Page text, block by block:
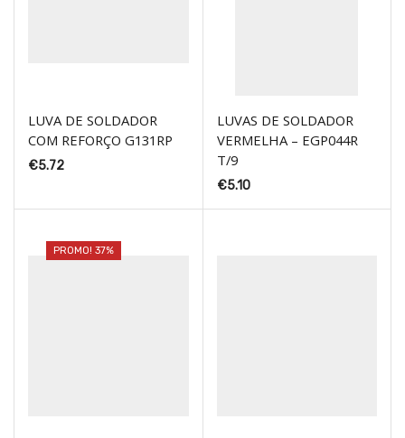
LUVA DE SOLDADOR
COM REFORÇO G131RP
€5.72
LUVAS DE SOLDADOR
VERMELHA – EGP044R
T/9
€5.10
PROMO! 37%